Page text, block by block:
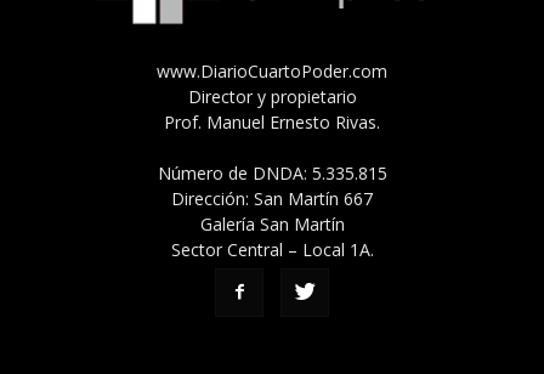
www.DiarioCuartoPoder.com
Director y propietario
Prof. Manuel Ernesto Rivas.
Número de DNDA: 5.335.815
Dirección: San Martín 667
Galería San Martín
Sector Central – Local 1A.